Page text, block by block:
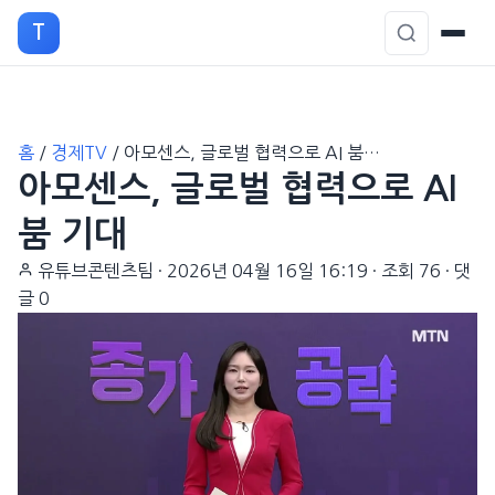
T
홈 / 경제TV / 아모센스, 글로벌 협력으로 AI 붐…
아모센스, 글로벌 협력으로 AI
붐 기대
유튜브콘텐츠팀 · 2026년 04월 16일 16:19 · 조회 76 · 댓
글 0